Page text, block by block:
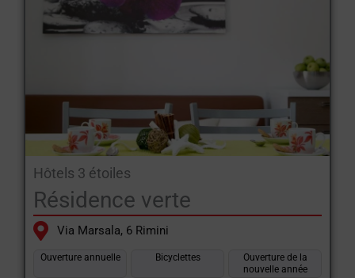
Hôtels 3 étoiles
Résidence verte
Via Marsala, 6 Rimini
Ouverture annuelle Bicyclettes
Ouverture de la
nouvelle année